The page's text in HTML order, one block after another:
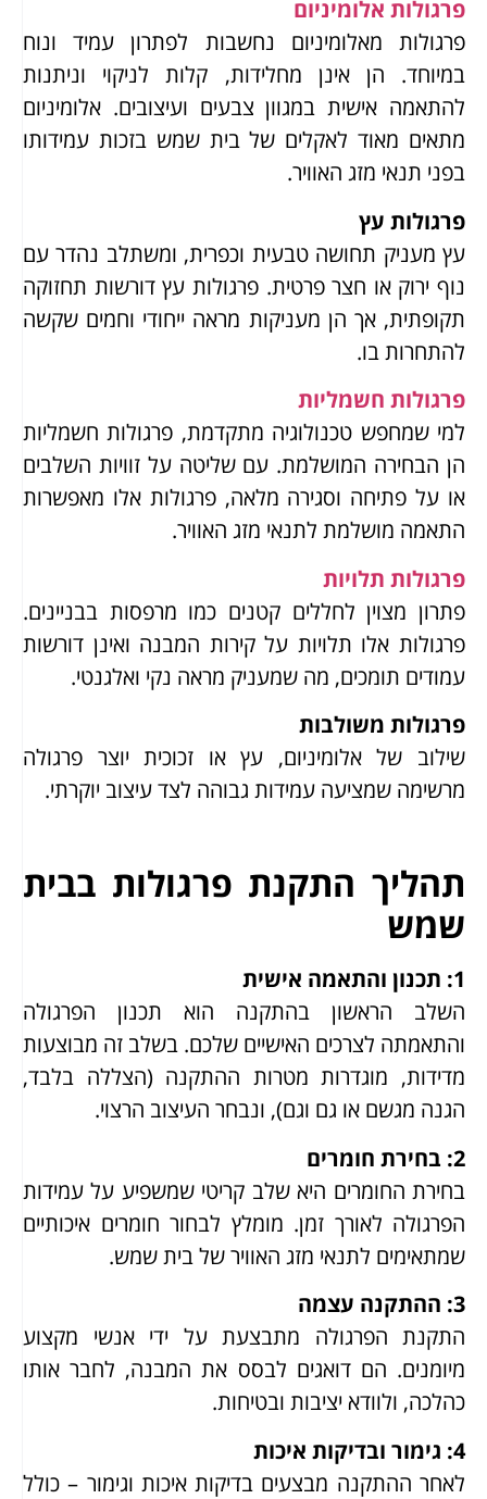
פרגולות אלומיניום
פרגולות מאלומיניום נחשבות לפתרון עמיד ונוח
במיוחד. הן אינן מחלידות, קלות לניקוי וניתנות
להתאמה אישית במגוון צבעים ועיצובים. אלומיניום
מתאים מאוד לאקלים של בית שמש בזכות עמידותו
בפני תנאי מזג האוויר.
פרגולות עץ
עץ מעניק תחושה טבעית וכפרית, ומשתלב נהדר עם
נוף ירוק או חצר פרטית. פרגולות עץ דורשות תחזוקה
תקופתית, אך הן מעניקות מראה ייחודי וחמים שקשה
להתחרות בו.
פרגולות חשמליות
למי שמחפש טכנולוגיה מתקדמת, פרגולות חשמליות
הן הבחירה המושלמת. עם שליטה על זוויות השלבים
או על פתיחה וסגירה מלאה, פרגולות אלו מאפשרות
התאמה מושלמת לתנאי מזג האוויר.
פרגולות תלויות
פתרון מצוין לחללים קטנים כמו מרפסות בבניינים.
פרגולות אלו תלויות על קירות המבנה ואינן דורשות
עמודים תומכים, מה שמעניק מראה נקי ואלגנטי.
פרגולות משולבות
שילוב של אלומיניום, עץ או זכוכית יוצר פרגולה
מרשימה שמציעה עמידות גבוהה לצד עיצוב יוקרתי.
תהליך התקנת פרגולות בבית
שמש
1: תכנון והתאמה אישית
השלב הראשון בהתקנה הוא תכנון הפרגולה
והתאמתה לצרכים האישיים שלכם. בשלב זה מבוצעות
מדידות, מוגדרות מטרות ההתקנה (הצללה בלבד,
הגנה מגשם או גם וגם), ונבחר העיצוב הרצוי.
2: בחירת חומרים
בחירת החומרים היא שלב קריטי שמשפיע על עמידות
הפרגולה לאורך זמן. מומלץ לבחור חומרים איכותיים
שמתאימים לתנאי מזג האוויר של בית שמש.
3: ההתקנה עצמה
התקנת הפרגולה מתבצעת על ידי אנשי מקצוע
מיומנים. הם דואגים לבסס את המבנה, לחבר אותו
כהלכה, ולוודא יציבות ובטיחות.
4: גימור ובדיקות איכות
לאחר ההתקנה מבצעים בדיקות איכות וגימור – כולל